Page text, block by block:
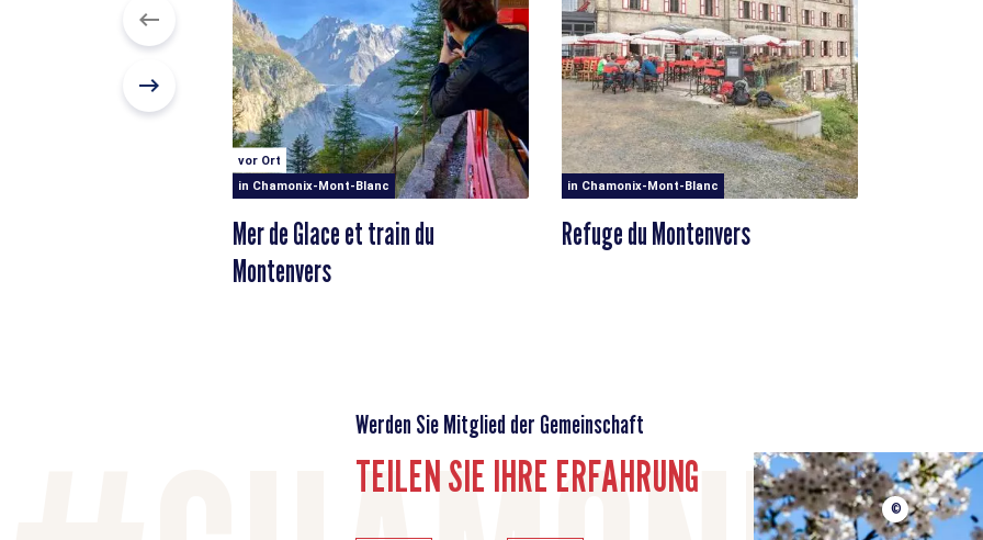
vor Ort
in Chamonix-Mont-Blanc
Mer de Glace et train du
Montenvers
in Chamonix-Mont-Blanc
Refuge du Montenvers
Werden Sie Mitglied der Gemeinschaft
TEILEN SIE IHRE ERFAHRUNG
©